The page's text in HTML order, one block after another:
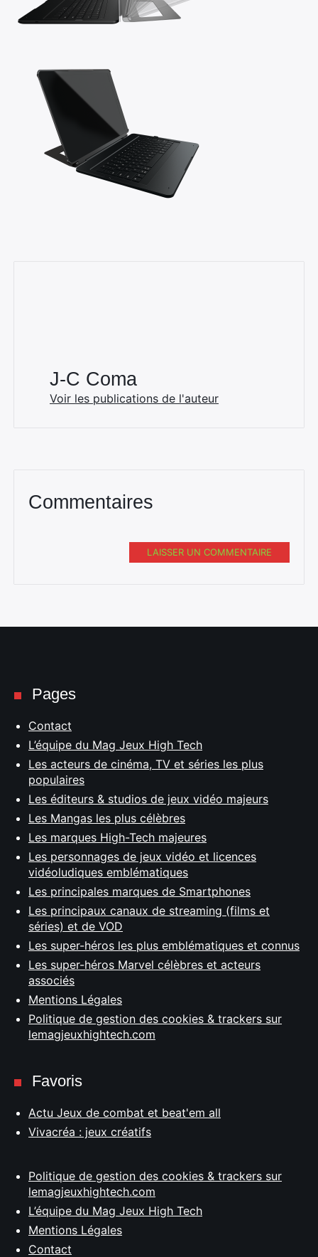
J-C Coma
Voir les publications de l'auteur
Commentaires
LAISSER UN COMMENTAIRE
Pages
Contact
L’équipe du Mag Jeux High Tech
Les acteurs de cinéma, TV et séries les plus
populaires
Les éditeurs & studios de jeux vidéo majeurs
Les Mangas les plus célèbres
Les marques High-Tech majeures
Les personnages de jeux vidéo et licences
vidéoludiques emblématiques
Les principales marques de Smartphones
Les principaux canaux de streaming (films et
séries) et de VOD
Les super-héros les plus emblématiques et connus
Les super-héros Marvel célèbres et acteurs
associés
Mentions Légales
Politique de gestion des cookies & trackers sur
lemagjeuxhightech.com
Favoris
Actu Jeux de combat et beat'em all
Vivacréa : jeux créatifs
Politique de gestion des cookies & trackers sur
lemagjeuxhightech.com
L’équipe du Mag Jeux High Tech
Mentions Légales
Contact